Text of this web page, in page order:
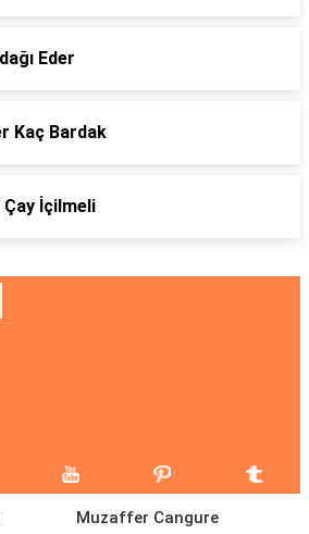
Eder
Kaç Bardak
İçilmeli
Muzaffer Cangure